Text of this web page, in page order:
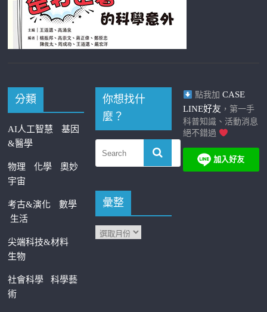
分類
AI人工智慧
基因
&醫學
物理 化學
奧妙
宇宙
考古&演化
數學
生活
尖端科技&材料
生物
社會科學科學藝
術
你想找什
麼？
彙整
點我加 CASE
LINE好友 ，第一手
科普知識、活動消息
絕不錯過